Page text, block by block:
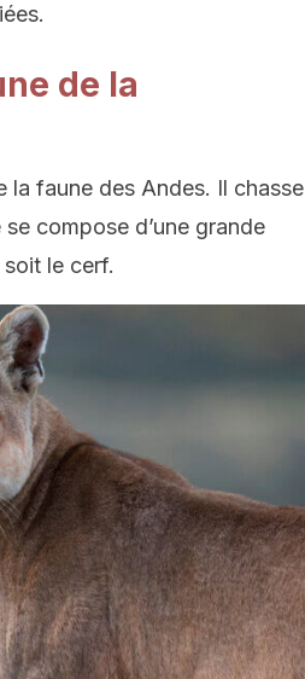
de la
la faune des Andes. Il chasse
compose d’une grande
le cerf.